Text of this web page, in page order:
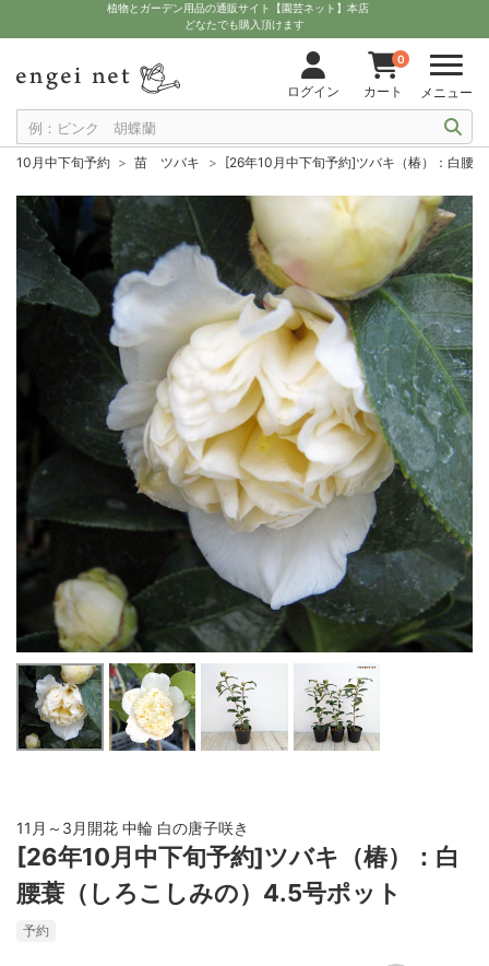
植物とガーデン用品の通販サイト【園芸ネット】本店
どなたでも購入頂けます
ログイン
0
カート メニュー
10月中下旬予約 苗 ツバキ [26年10月中下旬予約]ツバキ（椿）：白腰
11月～3月開花 中輪 白の唐子咲き
[26年10月中下旬予約]ツバキ（椿）：白
腰蓑（しろこしみの）4.5号ポット
予約